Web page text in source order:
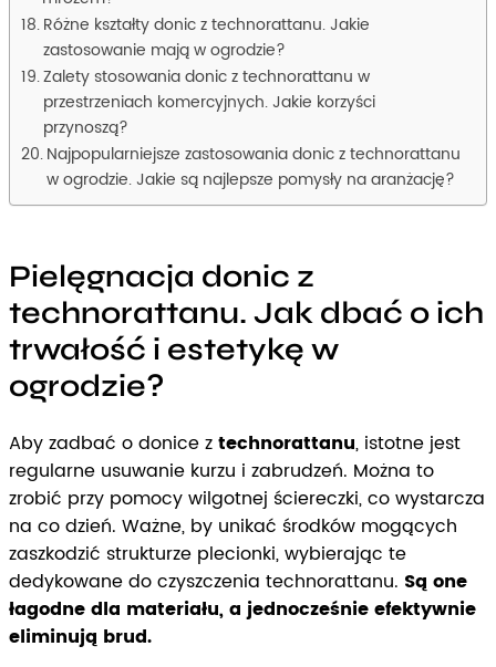
Różne kształty donic z technorattanu. Jakie
zastosowanie mają w ogrodzie?
Zalety stosowania donic z technorattanu w
przestrzeniach komercyjnych. Jakie korzyści
przynoszą?
Najpopularniejsze zastosowania donic z technorattanu
w ogrodzie. Jakie są najlepsze pomysły na aranżację?
Pielęgnacja donic z
technorattanu. Jak dbać o ich
trwałość i estetykę w
ogrodzie?
Aby zadbać o donice ztechnorattanu, istotne jest
regularne usuwanie kurzu i zabrudzeń. Można to
zrobić przy pomocy wilgotnej ściereczki, co wystarcza
na co dzień. Ważne, by unikać środków mogących
zaszkodzić strukturze plecionki, wybierając te
dedykowane do czyszczenia technorattanu. Są one
łagodne dla materiału, a jednocześnie efektywnie
eliminują brud.